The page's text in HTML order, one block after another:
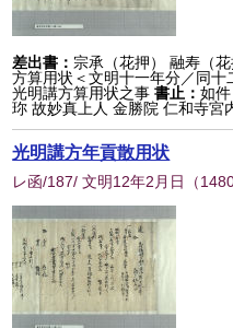
差出書： 宗承（花押） 融寿（花
方算用状＜文明十一年分／同
光明講方算用状之事 書止：如件
珎 故妙真上人 金勝院 仁和寺宮
光明講方年貢散用状
レ函/187/ 文明12年2月日 （